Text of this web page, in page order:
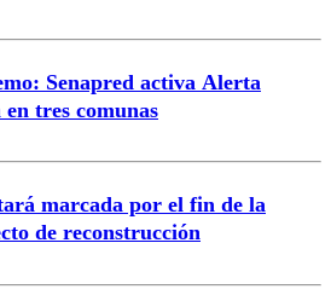
Senapred activa Alerta
tres comunas
marcada por el fin de la
de reconstrucción